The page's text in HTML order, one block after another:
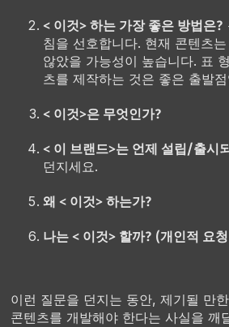
< 이것> 하는 가장 좋은 방법은?
침을 선호합니다. 현재 콘텐츠
않았을 가능성이 높습니다. 표
츠를 제작하는 것은 좋은 출발
< 이것>은 무엇인가?
< 이 브랜드>는 언제 설립/출시
던지세요.
왜 < 이것> 하는가?
나는 < 이것> 할까? (개인적 요
이런 질문을 던지는 동안, 제기될 만
콘텐츠를 개발해야 한다는 사실을 깨